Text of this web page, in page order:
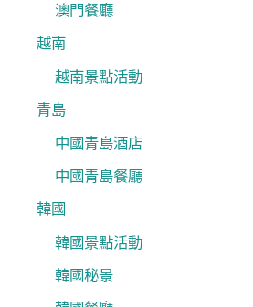
澳門餐廳
越南
越南景點活動
青島
中國青島酒店
中國青島餐廳
韓國
韓國景點活動
韓國秘景